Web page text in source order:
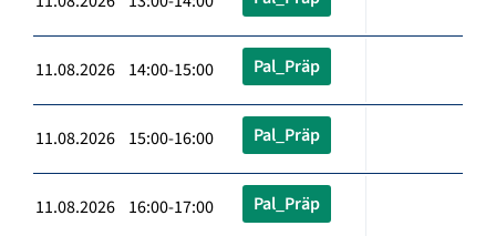
11.08.2026 14:00-15:00 Pal_Präp
11.08.2026 15:00-16:00 Pal_Präp
11.08.2026 16:00-17:00 Pal_Präp